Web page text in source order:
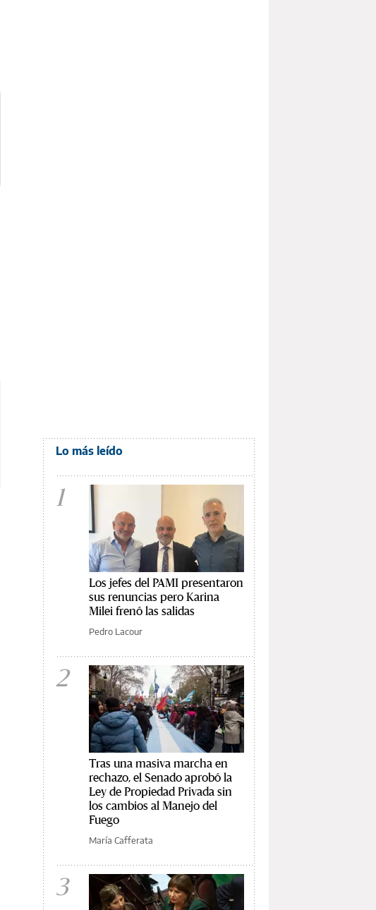
Lo más leído
1
Los jefes del PAMI presentaron
sus renuncias pero Karina
Milei frenó las salidas
Pedro Lacour
2
Tras una masiva marcha en
rechazo, el Senado aprobó la
Ley de Propiedad Privada sin
los cambios al Manejo del
Fuego
María Cafferata
3